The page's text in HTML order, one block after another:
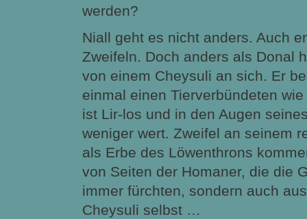
werden?
Niall geht es nicht anders. Auch
Zweifeln. Doch anders als Donal
von einem Cheysuli an sich. Er
einmal einen Tierverbündeten
ist Lir-los und in den Augen
weniger wert. Zweifel an seinem
als Erbe des Löwenthrons
von Seiten der Homaner, die die
immer fürchten, sondern auch
Cheysuli selbst …